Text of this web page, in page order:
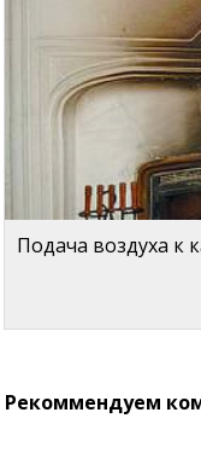
Подача воздуха к
Рекоммендуем